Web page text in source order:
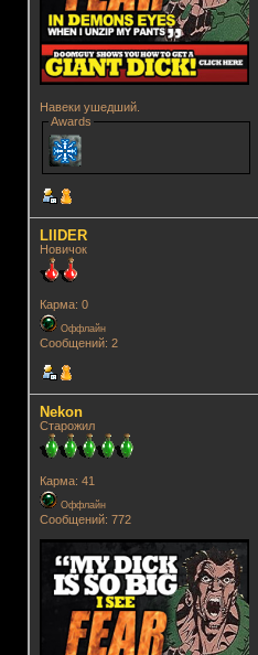
Навеки ушедший.
Awards
LIIDER
Новичок
Карма: 0
Оффлайн
Сообщений: 2
Nekon
Старожил
Карма: 41
Оффлайн
Сообщений: 772